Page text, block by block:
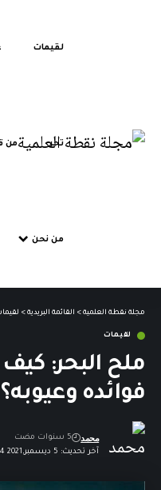
لقيمات
تحر من
من نحن
مجلة نقطة العلمية > القائمة البريدية >
لقيمات
ملح البحر:
فوائده وعيوبه؟
آخر تحديث: 5 ديسمبر,2021 1:24 ص
محمد 5 سنوات مضت